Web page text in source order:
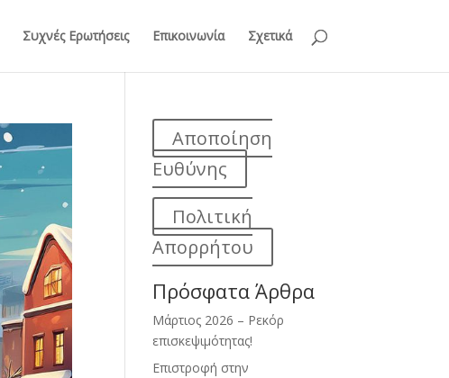
Συχνές Ερωτήσεις Επικοινωνία Σχετικά
Αποποίηση
Ευθύνης
Πολιτική
Απορρήτου
Πρόσφατα Άρθρα
Μάρτιος 2026 – Ρεκόρ
επισκεψιμότητας!
Επιστροφή στην